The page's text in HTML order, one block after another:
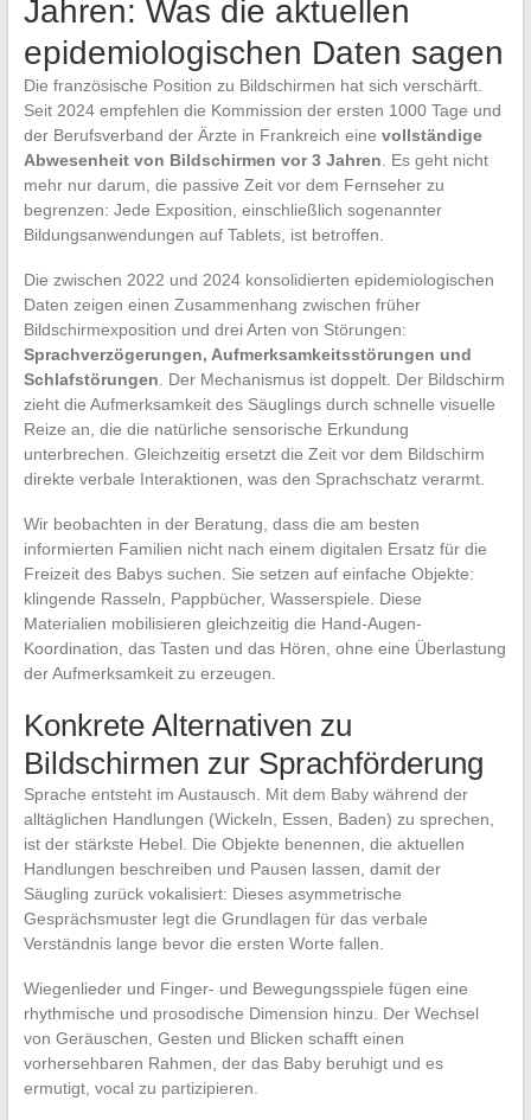
Jahren: Was die aktuellen
epidemiologischen Daten sagen
Die französische Position zu Bildschirmen hat sich verschärft.
Seit 2024 empfehlen die Kommission der ersten 1000 Tage und
der Berufsverband der Ärzte in Frankreich eine vollständige
Abwesenheit von Bildschirmen vor 3 Jahren . Es geht nicht
mehr nur darum, die passive Zeit vor dem Fernseher zu
begrenzen: Jede Exposition, einschließlich sogenannter
Bildungsanwendungen auf Tablets, ist betroffen.
Die zwischen 2022 und 2024 konsolidierten epidemiologischen
Daten zeigen einen Zusammenhang zwischen früher
Bildschirmexposition und drei Arten von Störungen:
Sprachverzögerungen, Aufmerksamkeitsstörungen und
Schlafstörungen . Der Mechanismus ist doppelt. Der Bildschirm
zieht die Aufmerksamkeit des Säuglings durch schnelle visuelle
Reize an, die die natürliche sensorische Erkundung
unterbrechen. Gleichzeitig ersetzt die Zeit vor dem Bildschirm
direkte verbale Interaktionen, was den Sprachschatz verarmt.
Wir beobachten in der Beratung, dass die am besten
informierten Familien nicht nach einem digitalen Ersatz für die
Freizeit des Babys suchen. Sie setzen auf einfache Objekte:
klingende Rasseln, Pappbücher, Wasserspiele. Diese
Materialien mobilisieren gleichzeitig die Hand-Augen-
Koordination, das Tasten und das Hören, ohne eine Überlastung
der Aufmerksamkeit zu erzeugen.
Konkrete Alternativen zu
Bildschirmen zur Sprachförderung
Sprache entsteht im Austausch. Mit dem Baby während der
alltäglichen Handlungen (Wickeln, Essen, Baden) zu sprechen,
ist der stärkste Hebel. Die Objekte benennen, die aktuellen
Handlungen beschreiben und Pausen lassen, damit der
Säugling zurück vokalisiert: Dieses asymmetrische
Gesprächsmuster legt die Grundlagen für das verbale
Verständnis lange bevor die ersten Worte fallen.
Wiegenlieder und Finger- und Bewegungsspiele fügen eine
rhythmische und prosodische Dimension hinzu. Der Wechsel
von Geräuschen, Gesten und Blicken schafft einen
vorhersehbaren Rahmen, der das Baby beruhigt und es
ermutigt, vocal zu partizipieren.